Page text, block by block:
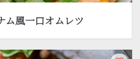
ム風一口オムレツ